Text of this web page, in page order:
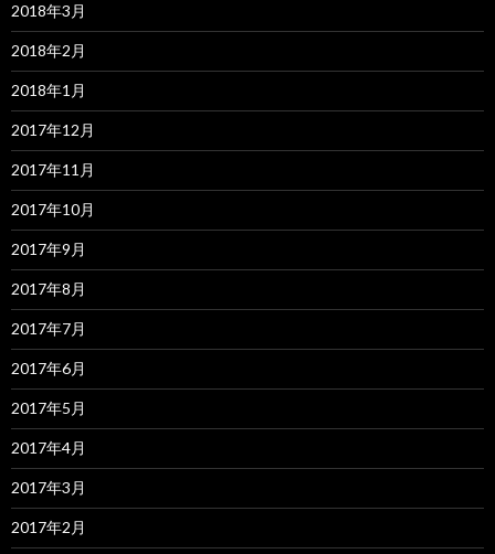
2018年3月
2018年2月
2018年1月
2017年12月
2017年11月
2017年10月
2017年9月
2017年8月
2017年7月
2017年6月
2017年5月
2017年4月
2017年3月
2017年2月